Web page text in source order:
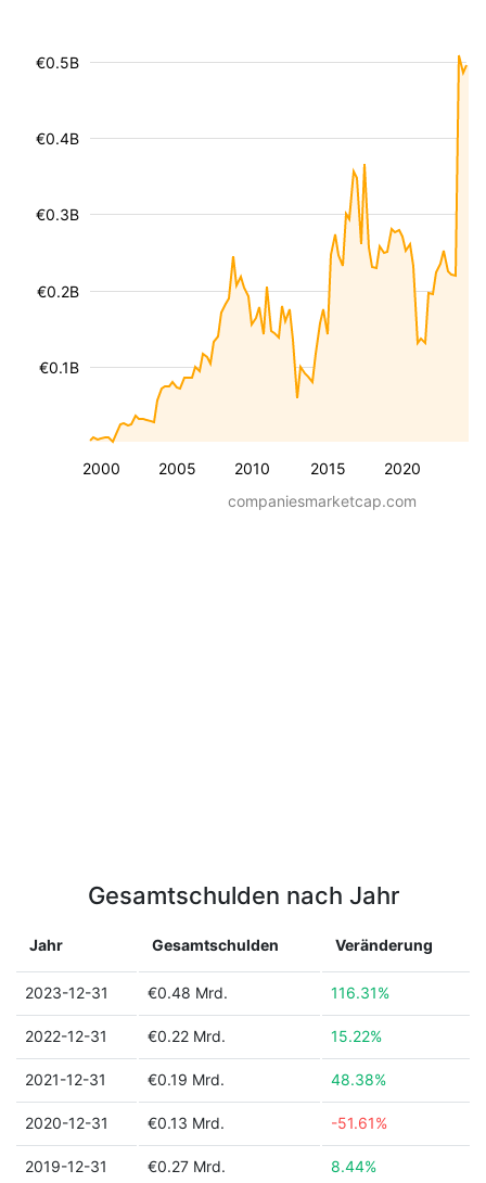
2000 2005 2010 2015 2020
€0.1B
€0.2B
€0.3B
€0.4B
€0.5B
companiesmarketcap.com
Gesamtschulden nach Jahr
Jahr Gesamtschulden Veränderung
2023-12-31 €0.48 Mrd. 116.31%
2022-12-31 €0.22 Mrd. 15.22%
2021-12-31 €0.19 Mrd. 48.38%
2020-12-31 €0.13 Mrd. -51.61%
2019-12-31 €0.27 Mrd. 8.44%